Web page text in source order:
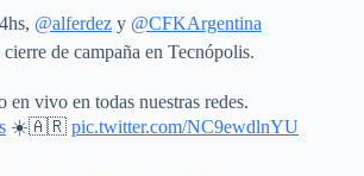
@alferdez y @CFKArgentina
de campaña en Tecnópolis.
en vivo en todas nuestras redes.
☀️🇦🇷 pic.twitter.com/NC9ewdlnYU